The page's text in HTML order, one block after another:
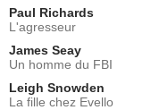
Paul Richards
L'agresseur
James Seay
Un homme du FBI
Leigh Snowden
La fille chez Evello